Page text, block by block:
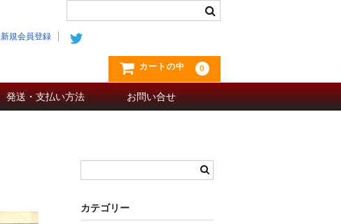
新規会員登録
カートの中 0
発送・支払い方法 お問い合せ
カテゴリー